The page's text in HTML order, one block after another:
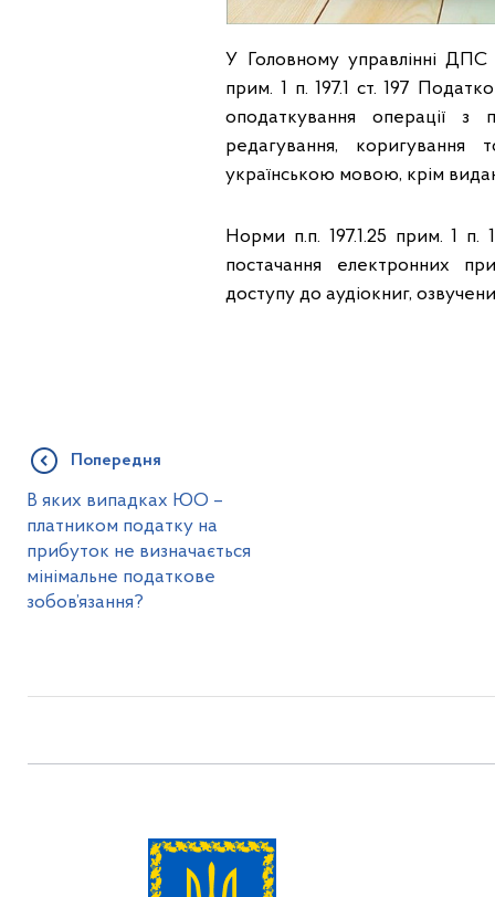
У Головному управлінні ДПС
прим. 1 п. 197.1 ст. 197
оподаткування операції з
редагування, коригування
українською мовою, крім
Норми п.п. 197.1.25 прим. 1 п.
постачання електронних
доступу до аудіокниг,
Попередня
В яких випадках ЮО –
платником податку на
прибуток не визначається
мінімальне податкове
зобов’язання?